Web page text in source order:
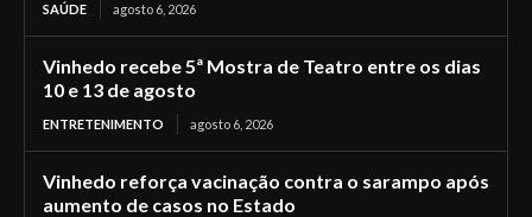
SAÚDE agosto 6, 2026
Vinhedo recebe 5ª Mostra de Teatro entre os dias
10 e 13 de agosto
ENTRETENIMENTO agosto 6, 2026
Vinhedo reforça vacinação contra o sarampo após
aumento de casos no Estado